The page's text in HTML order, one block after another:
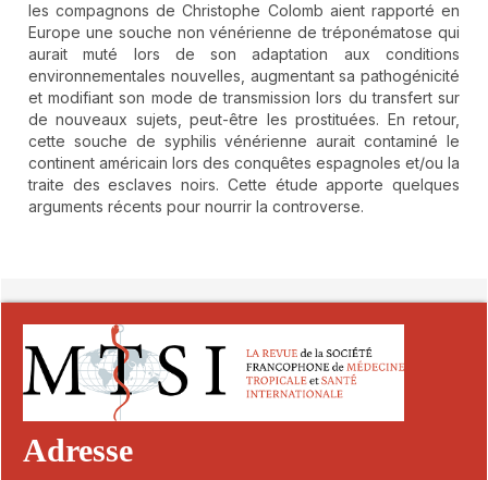
les compagnons de Christophe Colomb aient rapporté en
Europe une souche non vénérienne de tréponématose qui
aurait muté lors de son adaptation aux conditions
environnementales nouvelles, augmentant sa pathogénicité
et modifiant son mode de transmission lors du transfert sur
de nouveaux sujets, peut-être les prostituées. En retour,
cette souche de syphilis vénérienne aurait contaminé le
continent américain lors des conquêtes espagnoles et/ou la
traite des esclaves noirs. Cette étude apporte quelques
arguments récents pour nourrir la controverse.
Adresse